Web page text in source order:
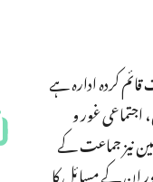
کردہ ادارہ ہے
غور و
نیز جماعت کے
ان کے مسائل کا